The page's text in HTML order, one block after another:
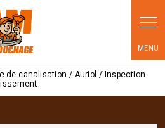
de canalisation / Auriol / Inspection